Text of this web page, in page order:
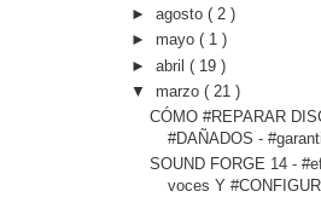
► agosto ( 2 )
► mayo ( 1 )
► abril ( 19 )
▼ marzo ( 21 )
CÓMO #REPARAR
#DAÑADOS -
SOUND FORGE 14 -
voces Y